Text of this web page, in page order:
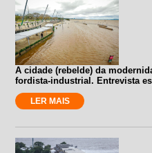
A cidade (rebelde) da
fordista-industrial. Entrevista
LER MAIS